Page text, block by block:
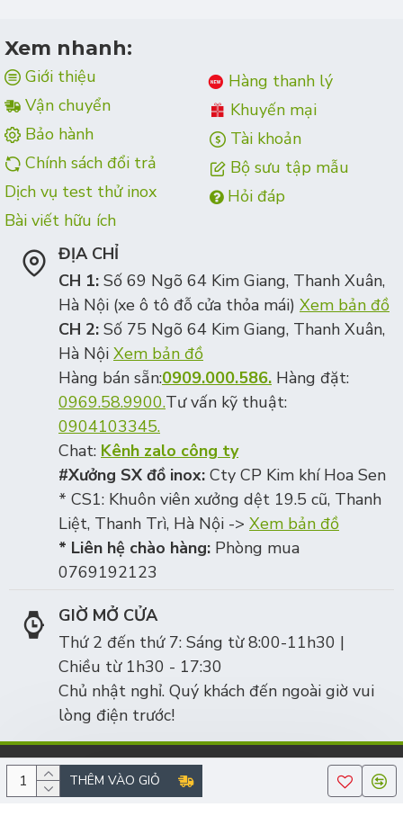
THÊM VÀO GIỎ
Xem nhanh:
Giới thiệu
Vận chuyển
Bảo hành
Chính sách đổi trả
Dịch vụ test thử inox
Bài viết hữu ích
Hàng thanh lý
Khuyến mại
Tài khoản
Bộ sưu tập mẫu
Hỏi đáp
ĐỊA CHỈ
CH 1: Số 69 Ngõ 64 Kim Giang, Thanh Xuân,
Hà Nội (xe ô tô đỗ cửa thỏa mái) Xem bản đồ
CH 2: Số 75 Ngõ 64 Kim Giang, Thanh Xuân,
Hà Nội Xem bản đồ
Hàng bán sẵn:0909.000.586. Hàng đặt:
0969.58.9900.Tư vấn kỹ thuật:
0904103345.
Chat: Kênh zalo công ty
#Xưởng SX đồ inox: Cty CP Kim khí Hoa Sen
* CS1: Khuôn viên xưởng dệt 19.5 cũ, Thanh
Liệt, Thanh Trì, Hà Nội -> Xem bản đồ
* Liên hệ chào hàng: Phòng mua
0769192123
GIỜ MỞ CỬA
Thứ 2 đến thứ 7: Sáng từ 8:00-11h30 |
Chiều từ 1h30 - 17:30
Chủ nhật nghỉ. Quý khách đến ngoài giờ vui
lòng điện trước!
Công ty cổ phần Kim khí Hoa Sen, số ĐKKD/MST: 0105342106 | ĐT:
0969589900 | Copyright © 2010-2025